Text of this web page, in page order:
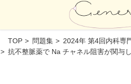
TOP 問題集
2024年 第4回内科専
抗不整脈薬で Na チャネル阻害が関与